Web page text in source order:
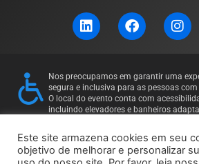
L
i
e
d
i
n
F
a
b
o
o
k
I
n
a
g
r
a
Nos preocupamos em garantir uma
segura e inclusiva para as pessoas
O local do evento conta com
incluindo elevadores e banheiros
contato: 11 97169-5011
Este site armazena cookies em seu
objetivo de melhorar e personalizar